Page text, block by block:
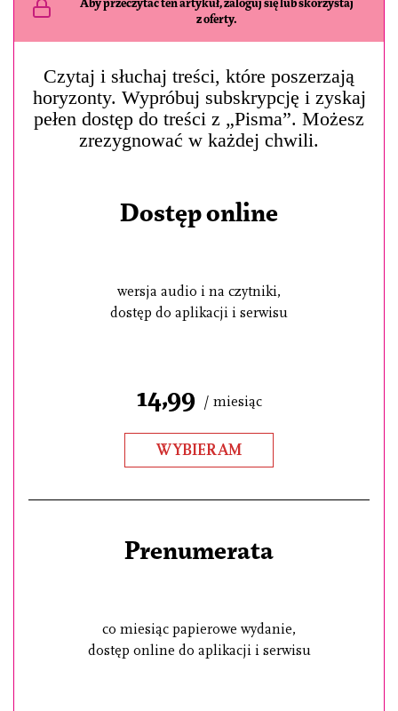
Aby przeczytać ten artykuł, zaloguj się lub skorzystaj
z oferty.
Czytaj i słuchaj treści, które poszerzają
horyzonty. Wypróbuj subskrypcję i zyskaj
pełen dostęp do treści z „Pisma”. Możesz
zrezygnować w każdej chwili.
Dostęp online
wersja audio i na czytniki,
dostęp do aplikacji i serwisu
14,99 / miesiąc
WYBIERAM
Prenumerata
co miesiąc papierowe wydanie,
dostęp online do aplikacji i serwisu